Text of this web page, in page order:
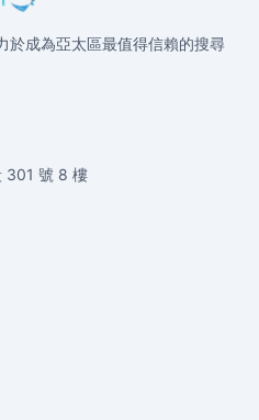
成為亞太區最值得信賴的搜尋
301 號 8 樓